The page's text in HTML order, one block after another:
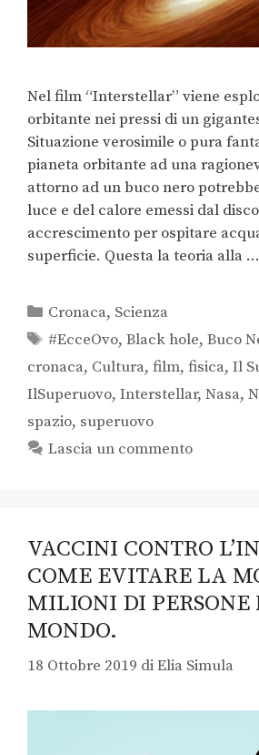
Nel film “Interstellar” viene
orbitante nei pressi di un
Situazione verosimile o pura
pianeta orbitante ad una
attorno ad un buco nero
luce e del calore emessi dal
accrescimento per ospitare
superficie. Questa la teoria alla …
Cronaca, Scienza
#EcceOvo,Black hole,Buco
cronaca, Cultura, film, fisica, Il
IlSuperuovo, Interstellar, Nasa,
spazio, superuovo
Lascia un commento
VACCINI CONTRO
COME EVITARE LA
MILIONI DI PERSONE
MONDO.
18 Ottobre 2019 diElia Simula